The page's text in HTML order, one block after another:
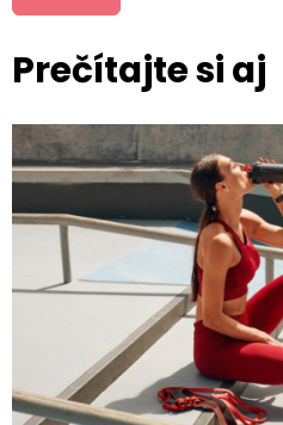
Prečítajte si aj